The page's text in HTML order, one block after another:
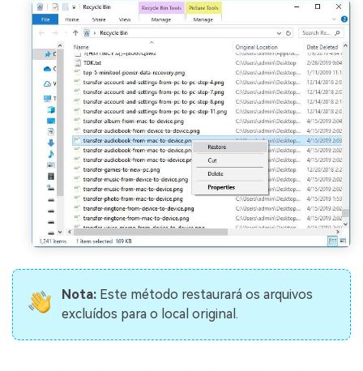
Nota:Este método restaurará os arquivos
excluídos para o local original.